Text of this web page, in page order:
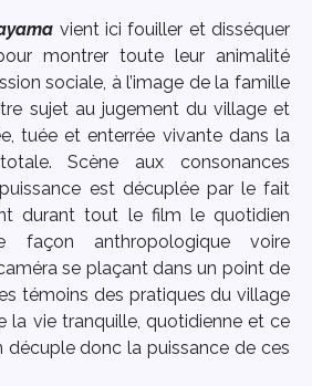
vient ici fouiller et disséquer
montrer toute leur animalité
sociale, à l’image de la famille
sujet au jugement du village et
tuée et enterrée vivante dans la
Scène aux consonances
est décuplée par le fait
durant tout le film le quotidien
façon anthropologique voire
se plaçant dans un point de
témoins des pratiques du village
la vie tranquille, quotidienne et ce
décuple donc la puissance de ces